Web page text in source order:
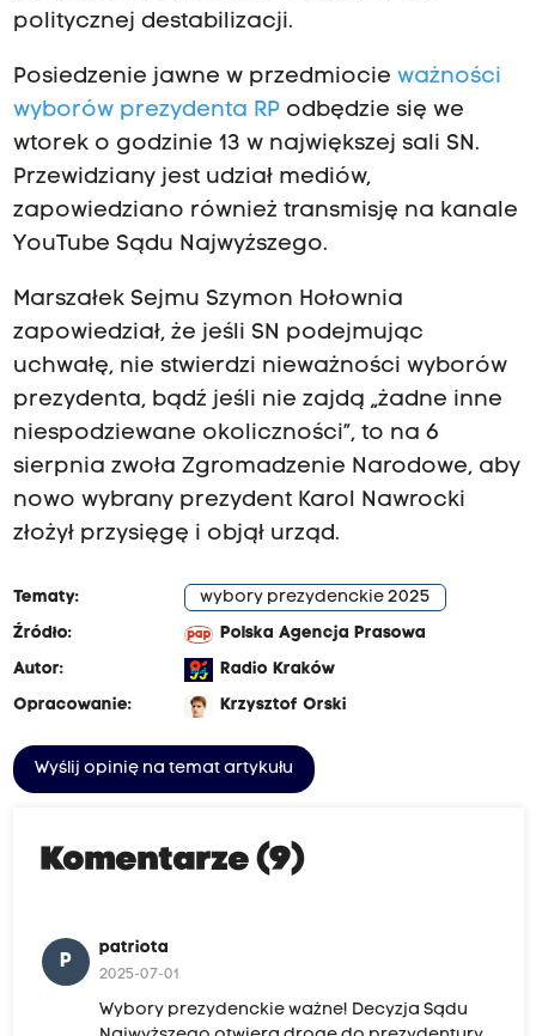
politycznej destabilizacji.
Posiedzenie jawne w przedmiocie ważności
wyborów prezydenta RPodbędzie się we
wtorek o godzinie 13 w największej sali SN.
Przewidziany jest udział mediów,
zapowiedziano również transmisję na kanale
YouTube Sądu Najwyższego.
Marszałek Sejmu Szymon Hołownia
zapowiedział, że jeśli SN podejmując
uchwałę, nie stwierdzi nieważności wyborów
prezydenta, bądź jeśli nie zajdą „żadne inne
niespodziewane okoliczności”, to na 6
sierpnia zwoła Zgromadzenie Narodowe, aby
nowo wybrany prezydent Karol Nawrocki
złożył przysięgę i objął urząd.
Tematy:
wybory prezydenckie 2025
Źródło:
Polska Agencja Prasowa
Autor:
Radio Kraków
Opracowanie:
Krzysztof Orski
Wyślij opinię na temat artykułu
Komentarze (9)
P
patriota
2025-07-01
Wybory prezydenckie ważne! Decyzja Sądu